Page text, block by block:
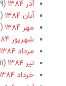
آذر ۱۳۸۴
(۹)
آبان ۱۳۸۴
(۱۲)
مهر ۱۳۸۴
(۶)
شهریور ۱۳۸۴
مرداد ۱۳۸۴
تیر ۱۳۸۴
(۱۱)
خرداد ۱۳۸۴